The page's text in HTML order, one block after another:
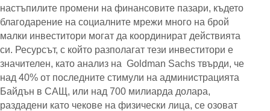
настъпилите промени на финансовите пазари, където
благодарение на социалните мрежи много на брой
малки инвеститори могат да координират действията
си. Ресурсът, с който разполагат тези инвеститори е
значителен, като анализ на Goldman Sachs твърди, че
над 40% от последните стимули на администрацията
Байдън в САЩ, или над 700 милиарда долара,
раздадени като чекове на физически лица, се озоват